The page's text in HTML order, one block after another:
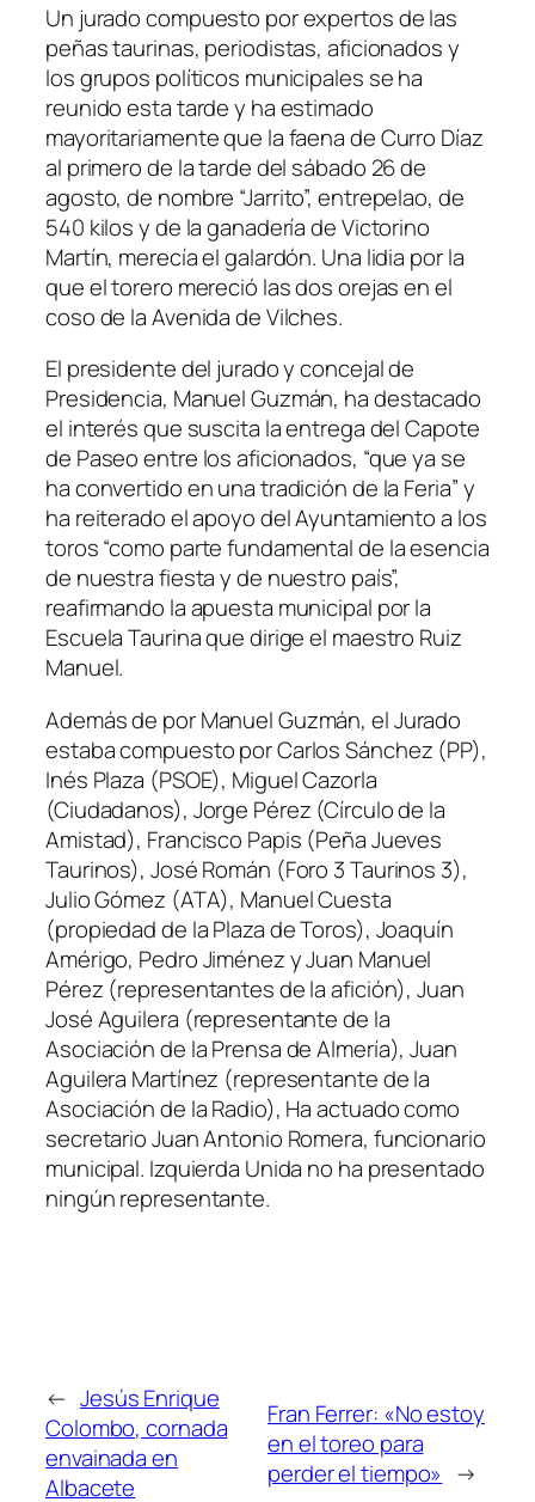
Un jurado compuesto por expertos de las
peñas taurinas, periodistas, aficionados y
los grupos políticos municipales se ha
reunido esta tarde y ha estimado
mayoritariamente que la faena de Curro Díaz
al primero de la tarde del sábado 26 de
agosto, de nombre “Jarrito”, entrepelao, de
540 kilos y de la ganadería de Victorino
Martín, merecía el galardón. Una lidia por la
que el torero mereció las dos orejas en el
coso de la Avenida de Vilches.
El presidente del jurado y concejal de
Presidencia, Manuel Guzmán, ha destacado
el interés que suscita la entrega del Capote
de Paseo entre los aficionados, “que ya se
ha convertido en una tradición de la Feria” y
ha reiterado el apoyo del Ayuntamiento a los
toros “como parte fundamental de la esencia
de nuestra fiesta y de nuestro país”,
reafirmando la apuesta municipal por la
Escuela Taurina que dirige el maestro Ruiz
Manuel.
Además de por Manuel Guzmán, el Jurado
estaba compuesto por Carlos Sánchez (PP),
Inés Plaza (PSOE), Miguel Cazorla
(Ciudadanos), Jorge Pérez (Círculo de la
Amistad), Francisco Papis (Peña Jueves
Taurinos), José Román (Foro 3 Taurinos 3),
Julio Gómez (ATA), Manuel Cuesta
(propiedad de la Plaza de Toros), Joaquín
Amérigo, Pedro Jiménez y Juan Manuel
Pérez (representantes de la afición), Juan
José Aguilera (representante de la
Asociación de la Prensa de Almería), Juan
Aguilera Martínez (representante de la
Asociación de la Radio), Ha actuado como
secretario Juan Antonio Romera, funcionario
municipal. Izquierda Unida no ha presentado
ningún representante.
← Jesús Enrique
Colombo, cornada
envainada en
Albacete
Fran Ferrer: «No estoy
en el toreo para
perder el tiempo» →